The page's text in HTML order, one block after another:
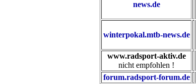
news.de
winterpokal.mtb-news.de
www.radsport-aktiv.de
nicht empfohlen !
forum.radsport-forum.de